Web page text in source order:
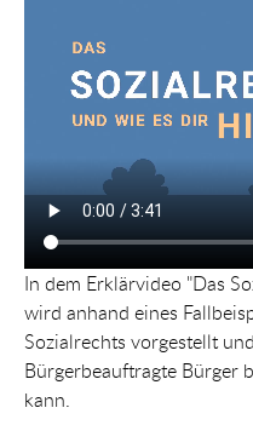
In dem Erklärvideo "Das
wird anhand eines
Sozialrechts vorgestellt
Bürgerbeauftragte Bürger
kann.